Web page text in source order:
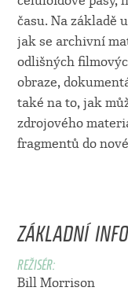
času. Na základě
jak se archivní
odlišných
obraze,
také na to, jak
zdrojového
fragmentů do
ZÁKLADNÍ
REŽISÉR:
Bill Morrison